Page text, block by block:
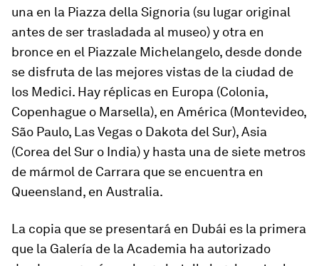
una en la Piazza della Signoria (su lugar original
antes de ser trasladada al museo) y otra en
bronce en el Piazzale Michelangelo, desde donde
se disfruta de las mejores vistas de la ciudad de
los Medici. Hay réplicas en Europa (Colonia,
Copenhague o Marsella), en América (Montevideo,
São Paulo, Las Vegas o Dakota del Sur), Asia
(Corea del Sur o India) y hasta una de siete metros
de mármol de Carrara que se encuentra en
Queensland, en Australia.
La copia que se presentará en Dubái es la primera
que la Galería de la Academia ha autorizado